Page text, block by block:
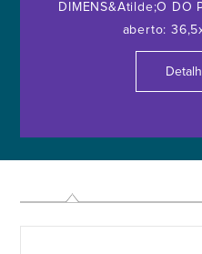
DIMENS&Atilde;O DO
aberto: